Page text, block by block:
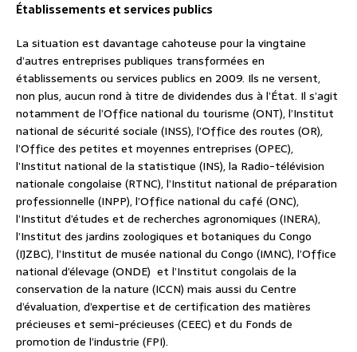
Établissements et services publics
La situation est davantage cahoteuse pour la vingtaine
d’autres entreprises publiques transformées en
établissements ou services publics en 2009. Ils ne versent,
non plus, aucun rond à titre de dividendes dus à l’État. Il s’agit
notamment de l’Office national du tourisme (ONT), l’Institut
national de sécurité sociale (INSS), l’Office des routes (OR),
l’Office des petites et moyennes entreprises (OPEC),
l’Institut national de la statistique (INS), la Radio-télévision
nationale congolaise (RTNC), l’Institut national de préparation
professionnelle (INPP), l’Office national du café (ONC),
l’Institut d’études et de recherches agronomiques (INERA),
l’Institut des jardins zoologiques et botaniques du Congo
(IJZBC), l’Institut de musée national du Congo (IMNC), l’Office
national d’élevage (ONDE) et l’Institut congolais de la
conservation de la nature (ICCN) mais aussi du Centre
d’évaluation, d’expertise et de certification des matières
précieuses et semi-précieuses (CEEC) et du Fonds de
promotion de l’industrie (FPI).